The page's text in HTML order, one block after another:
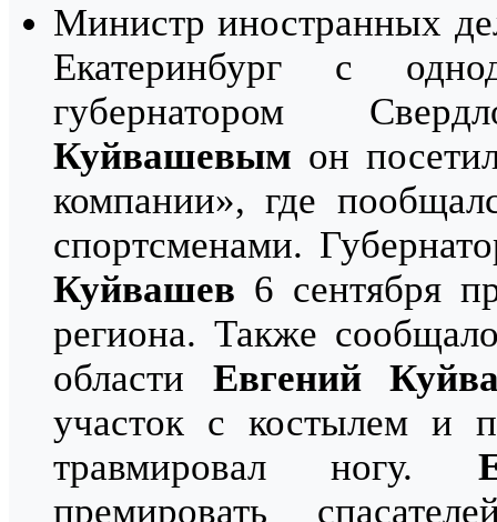
Министр иностранных
Екатеринбург с
губернатором
Куйвашевым он
компании», где
спортсменами.
Куйвашев 6 сентября
региона. Также
области Евгений
участок с костылем и
травмировал ногу.
премировать